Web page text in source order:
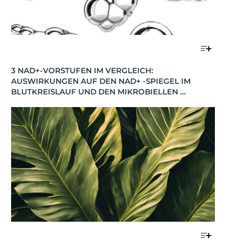
3 NAD+-VORSTUFEN IM VERGLEICH:
AUSWIRKUNGEN AUF DEN NAD+ -SPIEGEL IM
BLUTKREISLAUF UND DEN MIKROBIELLEN